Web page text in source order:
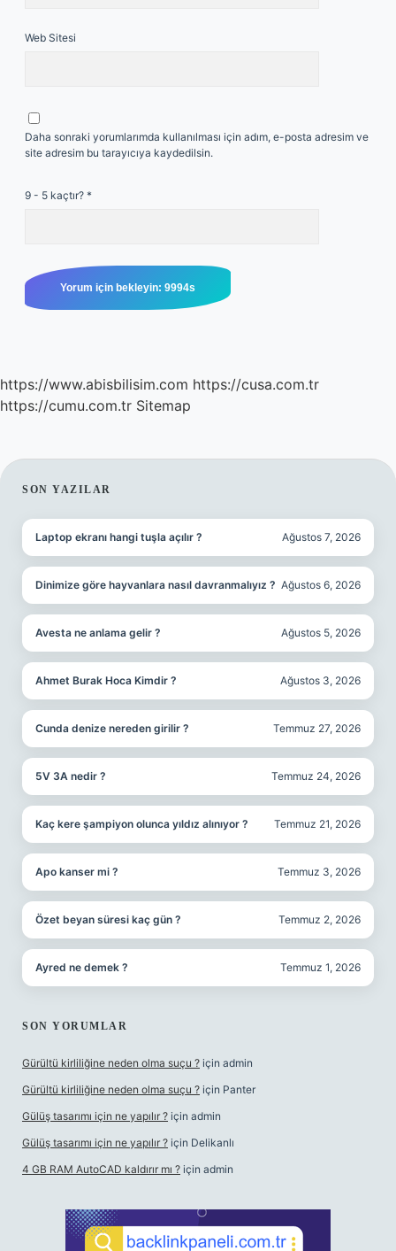
Web Sitesi
Daha sonraki yorumlarımda kullanılması için adım, e-posta adresim ve
site adresim bu tarayıcıya kaydedilsin.
9 - 5 kaçtır? *
https://www.abisbilisim.com https://cusa.com.tr
https://cumu.com.tr Sitemap
SIDEBAR
SON YAZILAR
Laptop ekranı hangi tuşla açılır ? Ağustos 7, 2026
Dinimize göre hayvanlara nasıl davranmalıyız ? Ağustos 6, 2026
Avesta ne anlama gelir ? Ağustos 5, 2026
Ahmet Burak Hoca Kimdir ? Ağustos 3, 2026
Cunda denize nereden girilir ? Temmuz 27, 2026
5V 3A nedir ? Temmuz 24, 2026
Kaç kere şampiyon olunca yıldız alınıyor ? Temmuz 21, 2026
Apo kanser mi ? Temmuz 3, 2026
Özet beyan süresi kaç gün ? Temmuz 2, 2026
Ayred ne demek ? Temmuz 1, 2026
SON YORUMLAR
Gürültü kirliliğine neden olma suçu ? için admin
Gürültü kirliliğine neden olma suçu ? için Panter
Gülüş tasarımı için ne yapılır ? için admin
Gülüş tasarımı için ne yapılır ? için Delikanlı
4 GB RAM AutoCAD kaldırır mı ? için admin